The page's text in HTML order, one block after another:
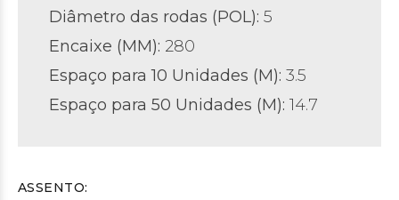
Diâmetro das rodas (POL): 5
Encaixe (MM): 280
Espaço para 10 Unidades (M): 3.5
Espaço para 50 Unidades (M): 14.7
ASSENTO: